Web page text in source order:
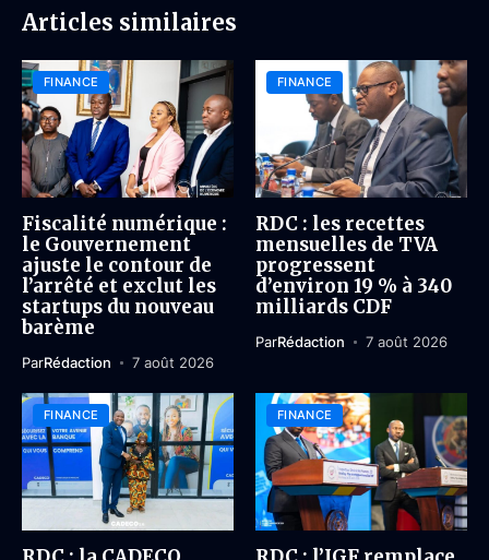
Articles similaires
FINANCE
Fiscalité numérique :
le Gouvernement
ajuste le contour de
l’arrêté et exclut les
startups du nouveau
barème
ParRédaction 7 août 2026
FINANCE
RDC : les recettes
mensuelles de TVA
progressent
d’environ 19 % à 340
milliards CDF
ParRédaction 7 août 2026
FINANCE FINANCE